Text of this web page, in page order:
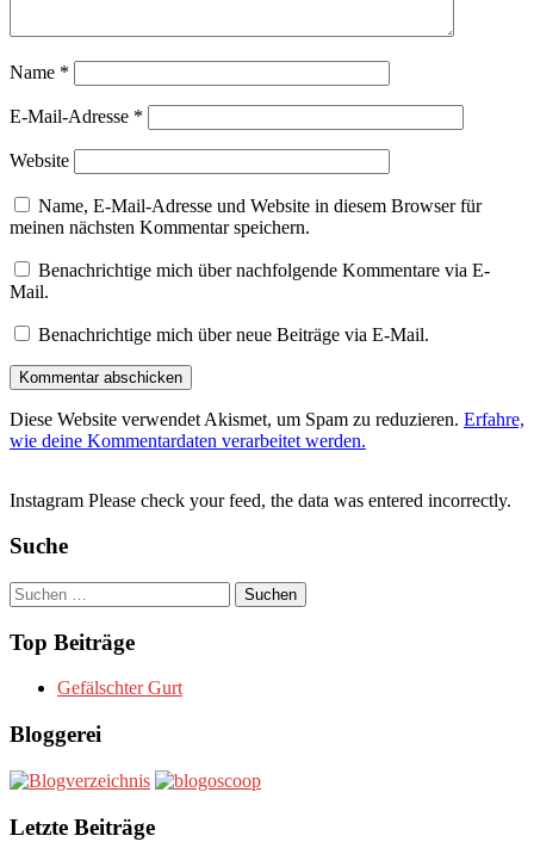
Name *
E-Mail-Adresse *
Website
Name, E-Mail-Adresse und Website in diesem Browser für
meinen nächsten Kommentar speichern.
Benachrichtige mich über nachfolgende Kommentare via E-
Mail.
Benachrichtige mich über neue Beiträge via E-Mail.
Diese Website verwendet Akismet, um Spam zu reduzieren. Erfahre,
wie deine Kommentardaten verarbeitet werden.
Instagram Please check your feed, the data was entered incorrectly.
Suche
Suchen
nach:
Top Beiträge
Gefälschter Gurt
Bloggerei
Letzte Beiträge